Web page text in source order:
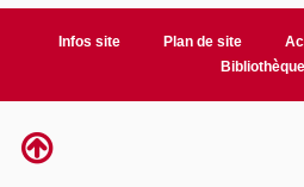
Infos site Plan de site